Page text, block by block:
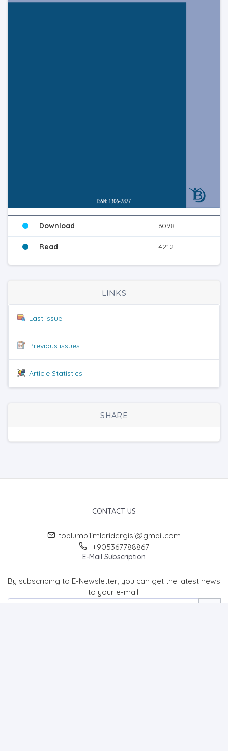
Download 6098
Read 4212
LINKS
Last issue
Previous issues
Article Statistics
SHARE
CONTACT US
toplumbilimleridergisi@gmail.com
+905367788867
E-Mail Subscription
By subscribing to E-Newsletter, you can get the latest news
to your e-mail.